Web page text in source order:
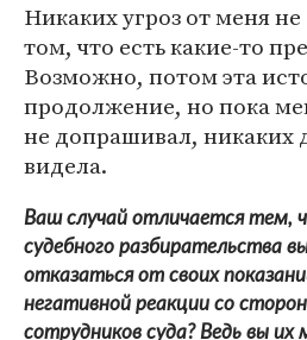
Никаких угроз от меня
том, что есть какие-то
Возможно, потом эта
продолжение, но пока
не допрашивал, никаких
видела.
Ваш случай отличается тем,
судебного разбирательства
отказаться от своих
негативной реакции со
сотрудников суда? Ведь вы их